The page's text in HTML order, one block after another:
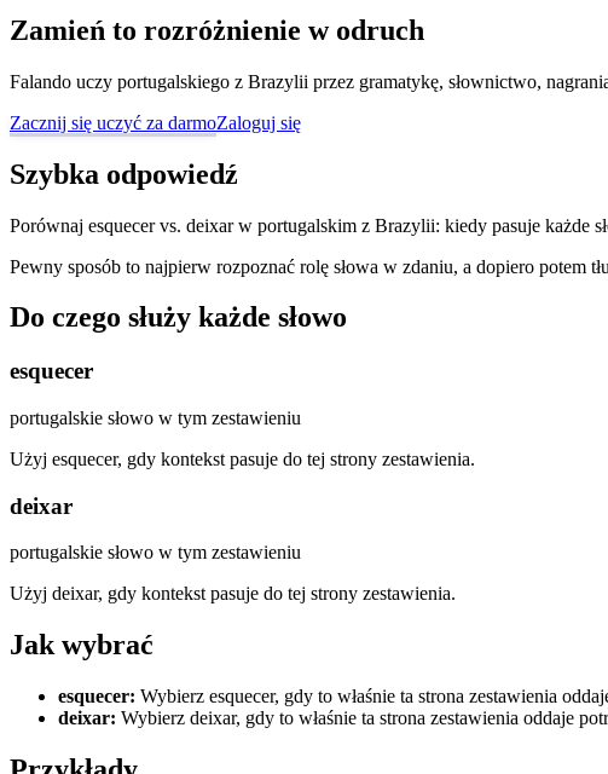
Zamień to rozróżnienie w odruch
Falando uczy portugalskiego z Brazylii przez gramatykę, słownictwo,
Zacznij się uczyć za darmoZaloguj się
Szybka odpowiedź
Porównaj esquecer vs. deixar w portugalskim z Brazylii: kiedy pasuje każde
Pewny sposób to najpierw rozpoznać rolę słowa w zdaniu, a dopiero potem
Do czego służy każde słowo
esquecer
portugalskie słowo w tym zestawieniu
Użyj esquecer, gdy kontekst pasuje do tej strony zestawienia.
deixar
portugalskie słowo w tym zestawieniu
Użyj deixar, gdy kontekst pasuje do tej strony zestawienia.
Jak wybrać
esquecer: Wybierz esquecer, gdy to właśnie ta strona zestawienia
deixar: Wybierz deixar, gdy to właśnie ta strona zestawienia oddaje